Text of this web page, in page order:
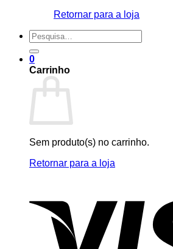
Retornar para a loja
Pesquisar
por:
0
Carrinho
Sem produto(s) no carrinho.
Retornar para a loja